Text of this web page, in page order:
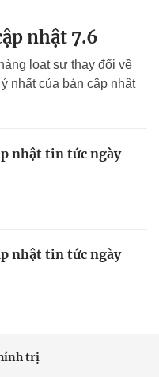
nhật 7.6
loạt sự thay đổi về
nhất của bản cập nhật
nhật tin tức ngày
nhật tin tức ngày
trị